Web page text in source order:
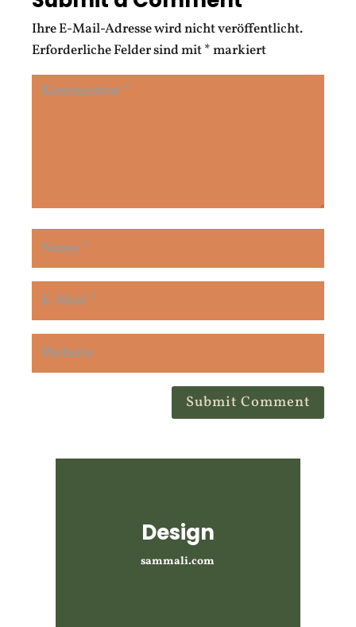
Ihre E-Mail-Adresse wird nicht veröffentlicht.
Erforderliche Felder sind mit*markiert
Submit Comment
Design
sammali.com